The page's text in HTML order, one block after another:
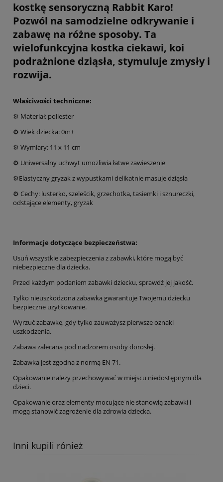
kostkę sensoryczną Rabbit Karo!
Pozwól na samodzielne odkrywanie i
zabawę na różne sposoby. Ta
wielofunkcyjna kostka ciekawi, koi
podrażnione dziąsła, stymuluje zmysły i
rozwija.
Właściwości techniczne:
⚙️ Materiał: poliester
⚙️ Wiek dziecka: 0m+
⚙️ Wymiary: 11 x 11 cm
⚙️ Uniwersalny uchwyt umożliwia łatwe zawieszenie
⚙️Elastyczny gryzak z wypustkami delikatnie masuje dziąsła
⚙️ Cechy: lusterko, szeleścik, grzechotka, tasiemki i sznureczki,
odstające elementy, gryzak
Informacje dotyczące bezpieczeństwa:
Usuń wszystkie zabezpieczenia z zabawki, które mogą być
niebezpieczne dla dziecka.
Przed każdym podaniem zabawki dziecku, sprawdź jej jakość.
Tylko nieuszkodzona zabawka gwarantuje Twojemu dziecku
bezpieczne użytkowanie.
Wyrzuć zabawkę, gdy tylko zauważysz pierwsze oznaki
uszkodzenia.
Zabawa zalecana pod nadzorem osoby dorosłej.
Zabawka jest zgodna z normą EN 71.
Opakowanie należy przechowywać w miejscu niedostępnym dla
dzieci.
Opakowanie oraz elementy mocujące nie stanowią zabawki i
mogą stanowić zagrożenie dla zdrowia dziecka.
Inni kupili rónież